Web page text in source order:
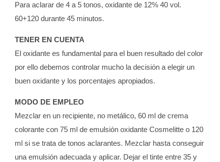
Para aclarar de 4 a 5 tonos, oxidante de 12% 40 vol.
60+120 durante 45 minutos.
TENER EN CUENTA
El oxidante es fundamental para el buen resultado del color
por ello debemos controlar mucho la decisión a elegir un
buen oxidante y los porcentajes apropiados.
MODO DE EMPLEO
Mezclar en un recipiente, no metálico, 60 ml de crema
colorante con 75 ml de emulsión oxidante Cosmelitte o 120
ml si se trata de tonos aclarantes. Mezclar hasta conseguir
una emulsión adecuada y aplicar. Dejar el tinte entre 35 y